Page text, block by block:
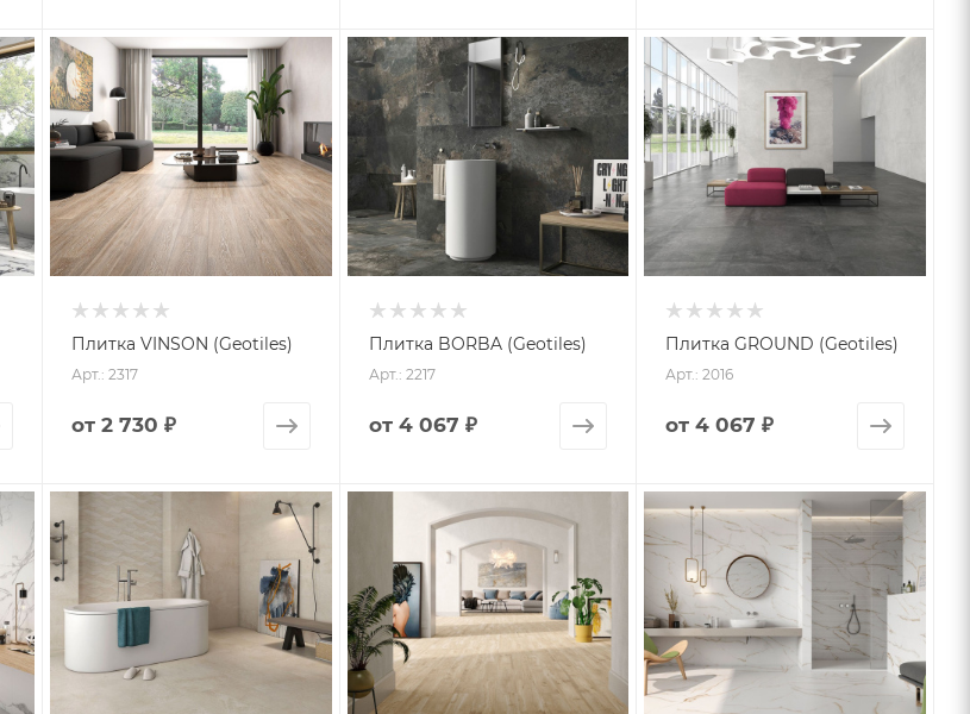
Плитка VINSON (Geotiles)
Арт.: 2317
от 2 730 ₽
Плитка BORBA (Geotiles)
Арт.: 2217
от 4 067 ₽
Плитка GROUND (Geotiles)
Арт.: 2016
от4 067 ₽